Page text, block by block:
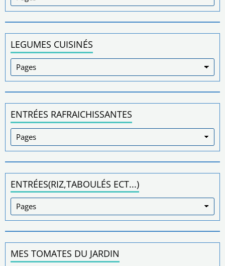
LEGUMES CUISINÉS
ENTRÉES RAFRAICHISSANTES
ENTRÉES(RIZ,TABOULÉS ECT...)
MES TOMATES DU JARDIN